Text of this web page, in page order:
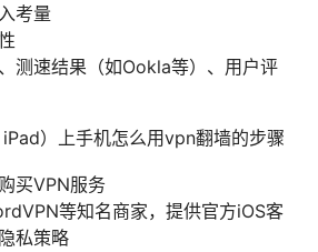
考量
测速结果（如Ookla等）、用户评
）上手机怎么用vpn翻墙的步骤
买VPN服务
等知名商家，提供官方iOS客
私策略